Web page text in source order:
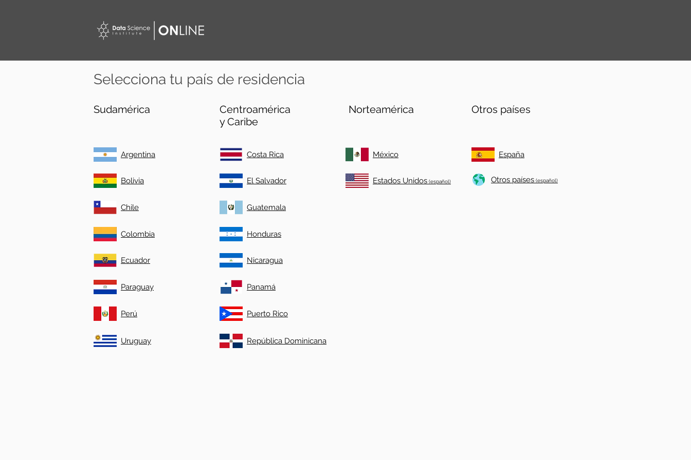
Selecciona tu país de residencia
Sudamérica
Centroamérica
y Caribe
Norteamérica Otros países
Argentina Costa Rica México España
Bolivia El Salvador Estados Unidos (español) Otros países (español)
Chile Guatemala
Colombia Honduras
Ecuador Nicaragua
Paraguay Panamá
Perú Puerto Rico
Uruguay República Dominicana